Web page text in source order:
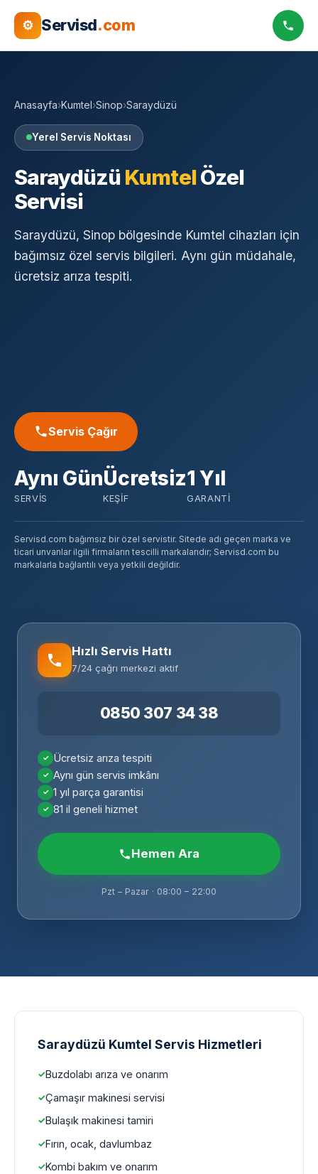
⚙ Servisd.com
Anasayfa›Kumtel›Sinop›Saraydüzü
Yerel Servis Noktası
SaraydüzüKumtelÖzel
Servisi
Saraydüzü, Sinop bölgesinde Kumtel cihazları için
bağımsız özel servis bilgileri. Aynı gün müdahale,
ücretsiz arıza tespiti.
Servis Çağır
Aynı Gün
SERVIS
Ücretsiz
KEŞIF
1 Yıl
GARANTI
Servisd.com bağımsız bir özel servistir. Sitede adı geçen marka ve
ticari unvanlar ilgili firmaların tescilli markalarıdır; Servisd.com bu
markalarla bağlantılı veya yetkili değildir.
Hızlı Servis Hattı
7/24 çağrı merkezi aktif
0850 307 34 38
Ücretsiz arıza tespiti
Aynı gün servis imkânı
1 yıl parça garantisi
81 il geneli hizmet
Hemen Ara
Pzt – Pazar · 08:00 – 22:00
Saraydüzü Kumtel Servis Hizmetleri
Buzdolabı arıza ve onarım
Çamaşır makinesi servisi
Bulaşık makinesi tamiri
Fırın, ocak, davlumbaz
Kombi bakım ve onarım